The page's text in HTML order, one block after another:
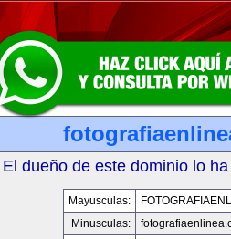
El dueño de este dominio lo
Mayusculas:
Minusculas: